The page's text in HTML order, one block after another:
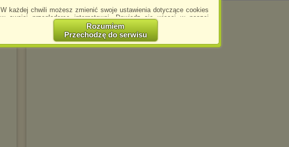
W każdej chwili możesz zmienić swoje ustawienia dotyczące cookies
w swojej przeglądarce internetowej. Dowiedz się więcej w naszej
http://chomikuj.pl/PolitykaPrywatnosci.aspx
Jednocześnie informujemy że zmiana ustawień przeglądarki może
spowodować ograniczenie korzystania ze strony Chomikuj.pl.
Rozumiem
Przechodzę do serwisu